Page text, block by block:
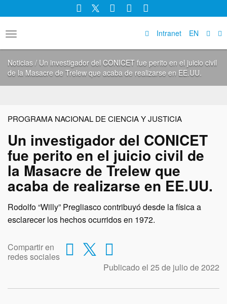
Facebook
TwitterInstagram
YouTubeLinkedIn
Toggle
navigation
Intranet EN
Noticias / Un investigador del CONICET fue perito en el juicio civil
de la Masacre de Trelew que acaba de realizarse en EE.UU.
PROGRAMA NACIONAL DE CIENCIA Y JUSTICIA
Un investigador del CONICET
fue perito en el juicio civil de
la Masacre de Trelew que
acaba de realizarse en EE.UU.
Rodolfo “Willy” Pregliasco contribuyó desde la física a
esclarecer los hechos ocurridos en 1972.
Compartir en
redes sociales
Compartir en Facebook
Compartir en TwitterCompartir en LinkedIn
Publicado el 25 de julio de 2022